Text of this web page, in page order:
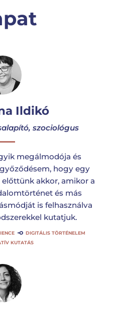
Ildikó
szociológus
megálmodója és
hogy egy
akkor, amikor a
és más
is felhasználva
kutatjuk.
DIGITÁLIS TÖRTÉNELEM
KUTATÁS